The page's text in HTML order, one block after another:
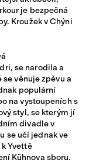
je bezpečná
Kroužek v Chýni
se narodila a
věnuje zpěvu a
populární
na vystoupeních s
styl, se kterým jí
divadle v
se učí jednak ve
Yvettě
Kühnova sboru.